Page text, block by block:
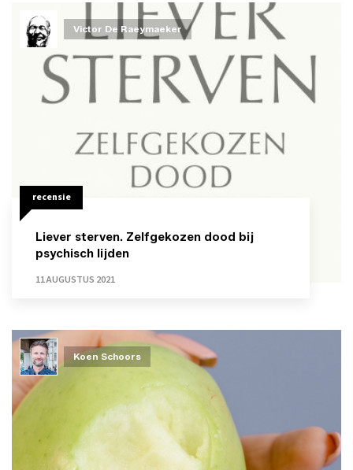
recensie
Liever sterven. Zelfgekozen dood bij
psychisch lijden
11 AUGUSTUS 2021
Victor De Raeymaeker
Koen Schoors